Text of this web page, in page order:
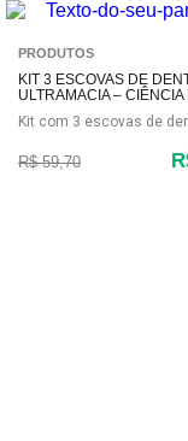
PRODUTOS
KIT 3 ESCOVAS DE
ULTRAMACIA – CIÊNCIA
SUAVIDADE EXTREMA
Kit com 3 escovas de
R$ 59,70